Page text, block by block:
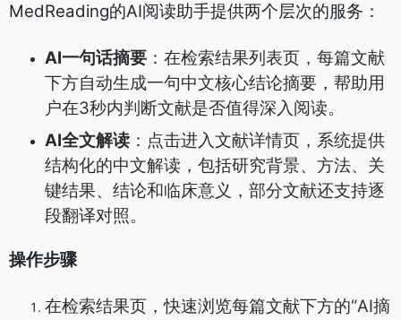
MedReading的AI阅读助手提供两个层次的服务：
AI一句话摘要 ：在检索结果列表页，每篇文献
下方自动生成一句中文核心结论摘要，帮助用
户在3秒内判断文献是否值得深入阅读。
AI全文解读 ：点击进入文献详情页，系统提供
结构化的中文解读，包括研究背景、方法、关
键结果、结论和临床意义，部分文献还支持逐
段翻译对照。
操作步骤
在检索结果页，快速浏览每篇文献下方的“AI摘